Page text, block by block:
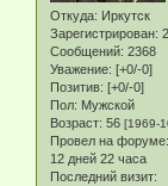
Откуда: Иркутск
Зарегистрирован:
Сообщений: 2368
Уважение: [+0/-0]
Позитив: [+0/-0]
Пол: Мужской
Возраст: 56 [1969-
Провел на форуме:
12 дней 22 часа
Последний визит: